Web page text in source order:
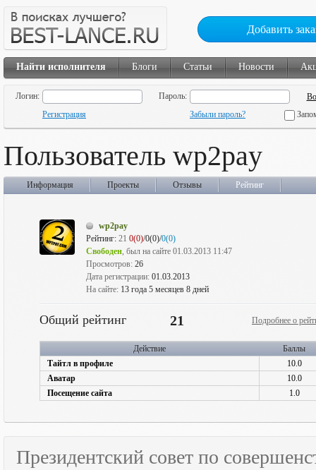
Добавить
Найти исполнителя Блоги Статьи Новости
Логин:
Пароль:
Регистрация
Забыли пароль?
Пользователь wp2pay
Информация Проекты Отзывы Рейтинг
wp2pay
Рейтинг: 21 0(0)/0(0)/0(0)
Свободен, был на сайте 01.03.2013 11:47
Просмотров: 26
Дата регистрации: 01.03.2013
На сайте: 13 года 5 месяцев 8 дней
Общий рейтинг 21 Подробнее о
Действие
Баллы
Тайтл в профиле
10.0
Аватар
10.0
Посещение сайта
1.0
Президентский совет по